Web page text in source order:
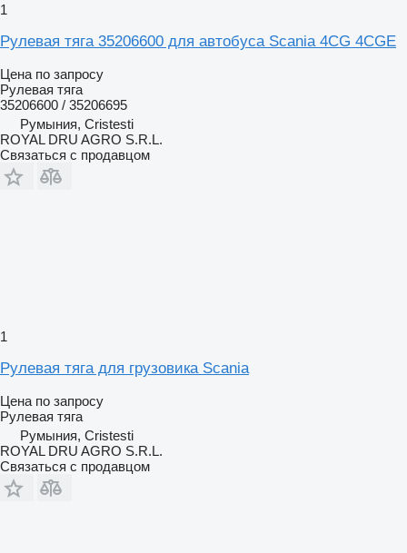
1
Рулевая тяга 35206600 для автобуса Scania 4CG 4CGE
Цена по запросу
Рулевая тяга
35206600 / 35206695
Румыния, Cristesti
ROYAL DRU AGRO S.R.L.
Связаться с продавцом
1
Рулевая тяга для грузовика Scania
Цена по запросу
Рулевая тяга
Румыния, Cristesti
ROYAL DRU AGRO S.R.L.
Связаться с продавцом